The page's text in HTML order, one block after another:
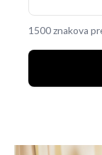
1500 znakova